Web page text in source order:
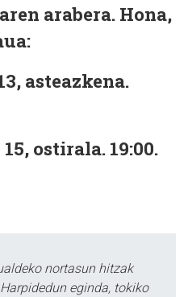
arabera. Hona,
asteazkena.
ostirala. 19:00.
nortasun hitzak
eginda, tokiko